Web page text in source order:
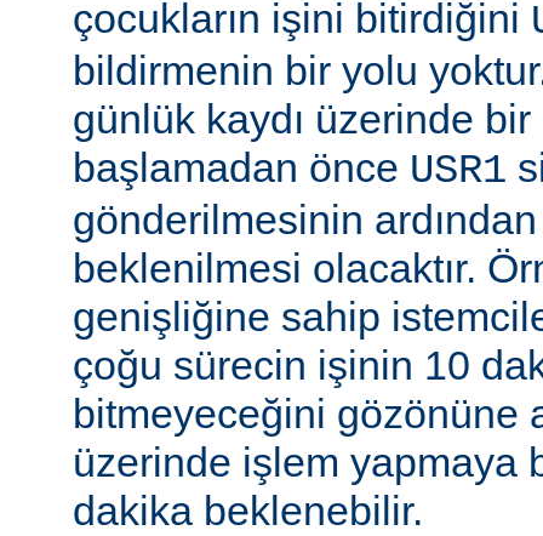
çocukların işini bitirdiğini
bildirmenin bir yolu
günlük kaydı üzerinde
başlamadan önce USR1
gönderilmesinin
beklenilmesi olacaktır.
genişliğine sahip
çoğu sürecin işinin 10
bitmeyeceğini gözönüne
üzerinde işlem yapmaya
dakika beklenebilir.